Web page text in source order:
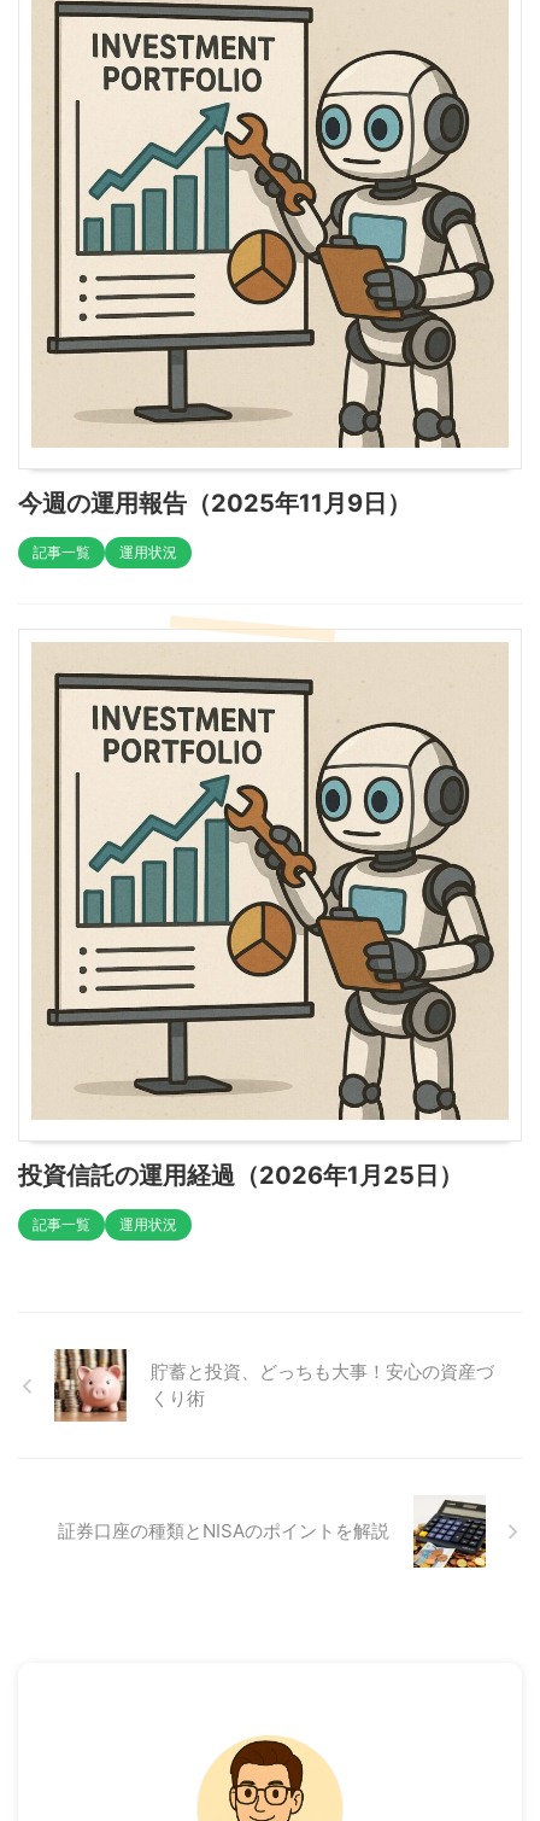
今週の運用報告（2025年11月9日）
記事一覧 運用状況
投資信託の運用経過（2026年1月25日）
記事一覧 運用状況
貯蓄と投資、どっちも大事！安心の資産づ
くり術
証券口座の種類とNISAのポイントを解説